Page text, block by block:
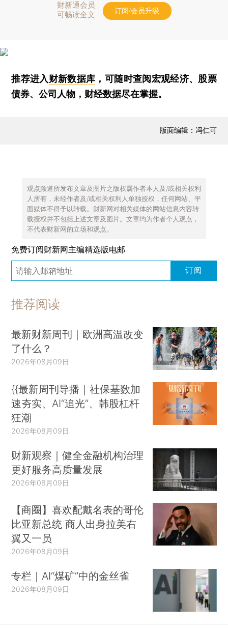
财新通会员
可畅读全文
订阅/会员升级
推荐进入财新数据库 ，可随时查阅宏观经济、股票
债券、公司人物，财经数据尽在掌握。
版面编辑：冯仁可
观点频道所发布文章及图片之版权属作者本人及/或相关权利
人所有，未经作者及/或相关权利人单独授权，任何网站、平
面媒体不得予以转载。财新网对相关媒体的网站信息内容转
载授权并不包括上述文章及图片。文章均为作者个人观点，
不代表财新网的立场和观点。
免费订阅财新网主编精选版电邮
订阅
推荐阅读
最新财新周刊｜欧洲高温改变
了什么？
2026年08月09日
{{最新周刊导播｜社保基数加
速夯实、AI“追光”、韩股杠杆
狂潮
2026年08月09日
财新观察｜健全金融机构治理
更好服务高质量发展
2026年08月09日
【商圈】喜欢配戴名表的哥伦
比亚新总统 商人出身拉美右
翼又一员
2026年08月09日
专栏｜AI“煤矿”中的金丝雀
2026年08月09日